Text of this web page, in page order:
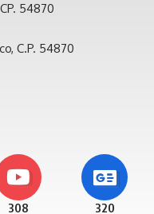
54870
C.P. 54870
308 320